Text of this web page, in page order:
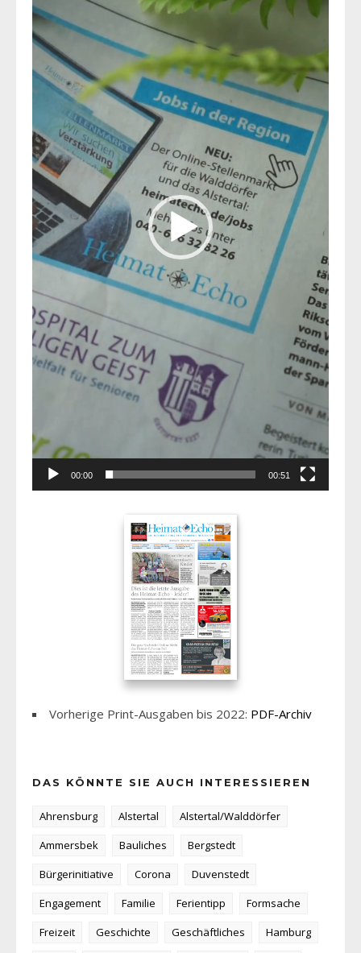
00:00 00:51
Vorherige Print-Ausgaben bis 2022: PDF-Archiv
DAS KÖNNTE SIE AUCH INTERESSIEREN
Ahrensburg Alstertal
Alstertal/Walddörfer
Ammersbek
Bauliches
Bergstedt
Bürgerinitiative
Corona
Duvenstedt
Engagement
Familie Ferientipp
Formsache
Freizeit
Geschichte Geschäftliches
Hamburg